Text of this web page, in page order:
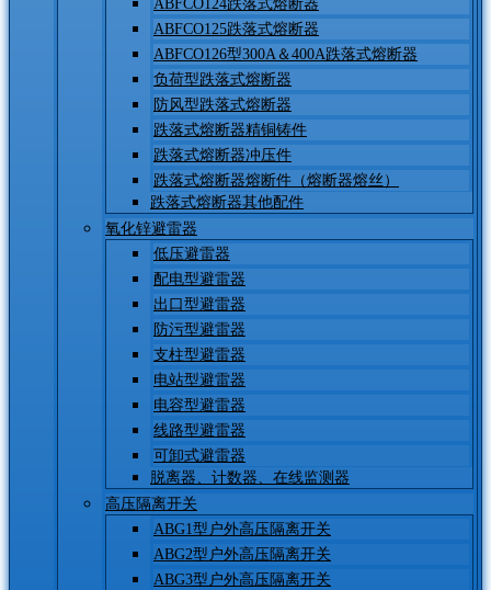
ABFCO124跌落式熔断器
ABFCO125跌落式熔断器
ABFCO126型300A＆400A跌落式熔断器
负荷型跌落式熔断器
防风型跌落式熔断器
跌落式熔断器精铜铸件
跌落式熔断器冲压件
跌落式熔断器熔断件（熔断器熔丝）
跌落式熔断器其他配件
氧化锌避雷器
低压避雷器
配电型避雷器
出口型避雷器
防污型避雷器
支柱型避雷器
电站型避雷器
电容型避雷器
线路型避雷器
可卸式避雷器
脱离器、计数器、在线监测器
高压隔离开关
ABG1型户外高压隔离开关
ABG2型户外高压隔离开关
ABG3型户外高压隔离开关